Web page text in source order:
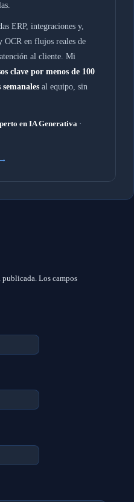
ERP, integraciones y,
OCR en flujos reales de
al cliente. Mi
clave por menos de 100
al equipo, sin
en IA Generativa·
publicada. Los campos